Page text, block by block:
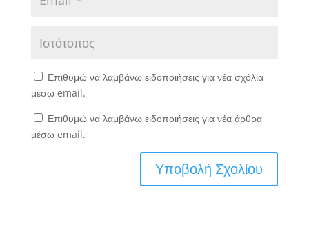
Επιθυμώ να λαμβάνω ειδοποιήσεις για νέα σχόλια
μέσω email.
Επιθυμώ να λαμβάνω ειδοποιήσεις για νέα άρθρα
μέσω email.